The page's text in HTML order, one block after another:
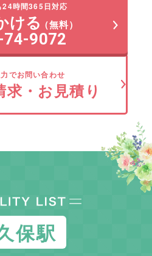
24時間365日対応
ける（無料）
74-9072
でお問い合わせ
求・お見積り
保駅